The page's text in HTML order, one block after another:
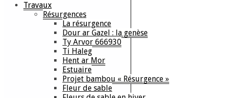
Travaux
Résurgences
La résurgence
Dour ar Gazel : la genèse
Ty Arvor 666930
Ti Haleg
Hent ar Mor
Estuaire
Projet bambou « Résurgence »
Fleur de sable